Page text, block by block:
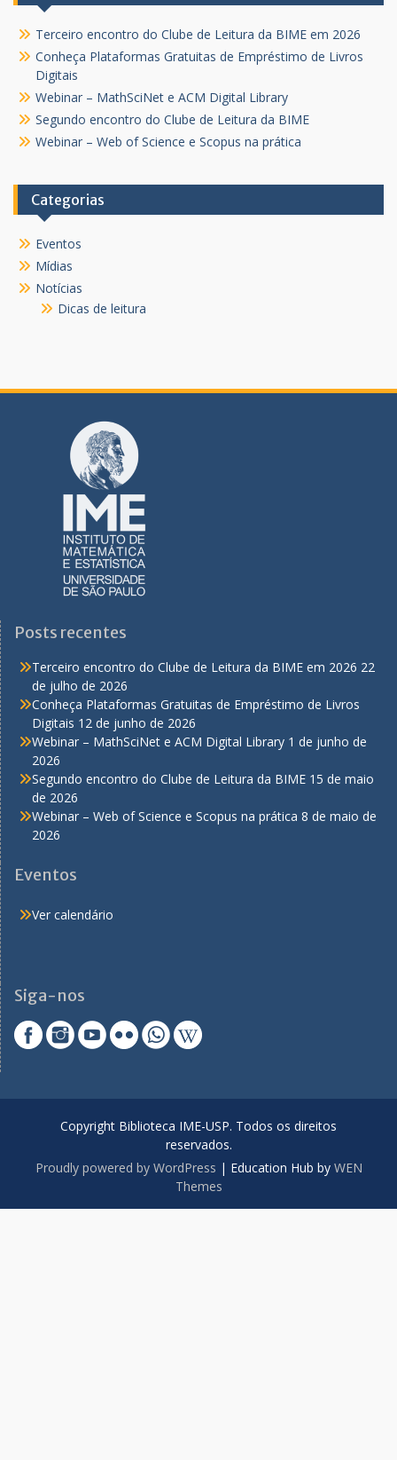
Terceiro encontro do Clube de Leitura da BIME em 2026
Conheça Plataformas Gratuitas de Empréstimo de Livros
Digitais
Webinar – MathSciNet e ACM Digital Library
Segundo encontro do Clube de Leitura da BIME
Webinar – Web of Science e Scopus na prática
Categorias
Eventos
Mídias
Notícias
Dicas de leitura
Posts recentes
Terceiro encontro do Clube de Leitura da BIME em 2026 22
de julho de 2026
Conheça Plataformas Gratuitas de Empréstimo de Livros
Digitais 12 de junho de 2026
Webinar – MathSciNet e ACM Digital Library 1 de junho de
2026
Segundo encontro do Clube de Leitura da BIME 15 de maio
de 2026
Webinar – Web of Science e Scopus na prática 8 de maio de
2026
Eventos
Ver calendário
Siga-nos
Copyright Biblioteca IME-USP. Todos os direitos
reservados.
Proudly powered by WordPress | Education Hub by WEN
Themes